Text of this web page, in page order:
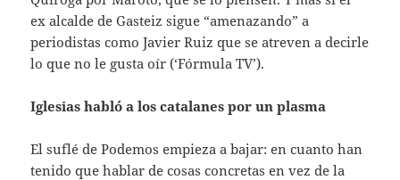
ex alcalde de Gasteiz sigue “amenazando” a
periodistas como Javier Ruiz que se atreven a decirle
lo que no le gusta oír (‘Fórmula TV’).
Iglesias habló a los catalanes por un plasma
El suflé de Podemos empieza a bajar: en cuanto han
tenido que hablar de cosas concretas en vez de la